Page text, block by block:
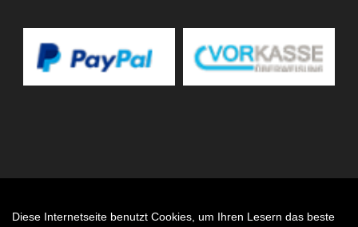
Diese Internetseite benutzt Cookies, um Ihren Lesern das beste
Auftrag widerrufen